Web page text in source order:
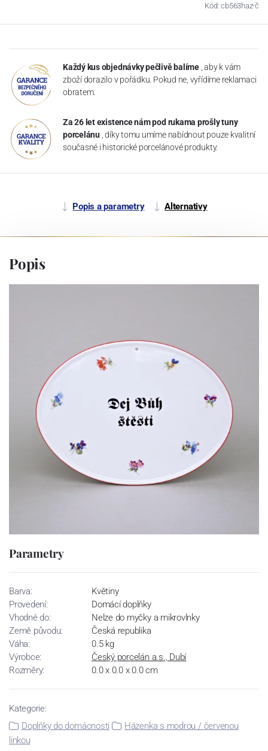
Kód: cb563haz-č
Každý kus objednávky pečlivě balíme , aby k vám
zboží dorazilo v pořádku. Pokud ne, vyřídíme reklamaci
obratem.
Za 26 let existence nám pod rukama prošly tuny
porcelánu , díky tomu umíme nabídnout pouze kvalitní
současné i historické porcelánové produkty.
Popis a parametry Alternativy
Popis
Parametry
Barva:
Květiny
Provedení:
Domácí doplňky
Vhodné do:
Nelze do myčky a mikrovlnky
Země původu:
Česká republika
Váha:
0.5 kg
Výrobce:
Český porcelán a.s., Dubí
Rozměry:
0.0 x 0.0 x 0.0 cm
Kategorie:
Doplňky do domácnosti
Házenka s modrou / červenou
linkou